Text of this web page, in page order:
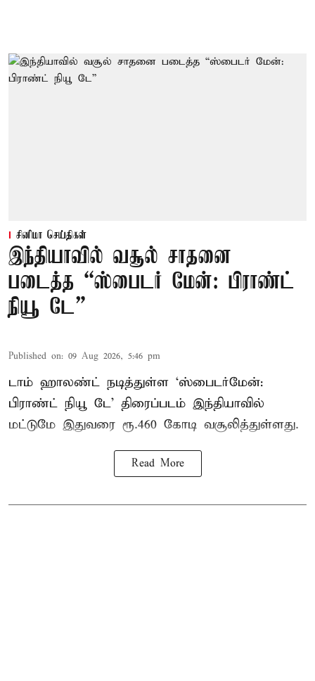
சினிமா செய்திகள்
இந்தியாவில் வசூல் சாதனை
படைத்த “ஸ்பைடர் மேன்: பிராண்ட்
நியூ டே”
Published on: 09 Aug 2026, 5:46 pm
டாம் ஹாலண்ட் நடித்துள்ள ‘ஸ்பைடர்மேன்:
பிராண்ட் நியூ டே’ திரைப்படம் இந்தியாவில்
மட்டுமே இதுவரை ரூ.460 கோடி வசூலித்துள்ளது.
Read More